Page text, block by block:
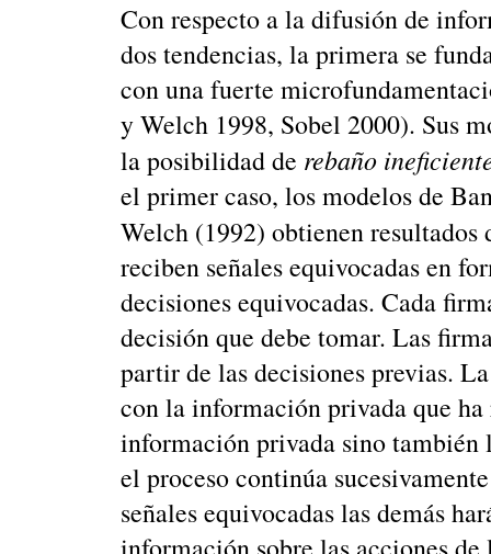
Con respecto a la difusión de
dos tendencias, la primera se
con una fuerte
y Welch 1998, Sobel 2000). Sus
la posibilidad de rebaño
el primer caso, los modelos de
Welch (1992) obtienen resultados
reciben señales equivocadas en
decisiones equivocadas. Cada
decisión que debe tomar. Las
partir de las decisiones previas.
con la información privada que
información privada sino
el proceso continúa
señales equivocadas las demás